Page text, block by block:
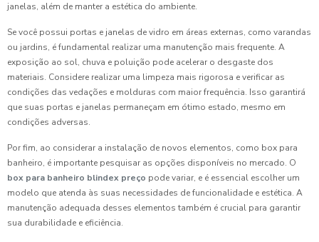
janelas, além de manter a estética do ambiente.
Se você possui portas e janelas de vidro em áreas externas, como varandas
ou jardins, é fundamental realizar uma manutenção mais frequente. A
exposição ao sol, chuva e poluição pode acelerar o desgaste dos
materiais. Considere realizar uma limpeza mais rigorosa e verificar as
condições das vedações e molduras com maior frequência. Isso garantirá
que suas portas e janelas permaneçam em ótimo estado, mesmo em
condições adversas.
Por fim, ao considerar a instalação de novos elementos, como box para
banheiro, é importante pesquisar as opções disponíveis no mercado. O
box para banheiro blindex preço pode variar, e é essencial escolher um
modelo que atenda às suas necessidades de funcionalidade e estética. A
manutenção adequada desses elementos também é crucial para garantir
sua durabilidade e eficiência.